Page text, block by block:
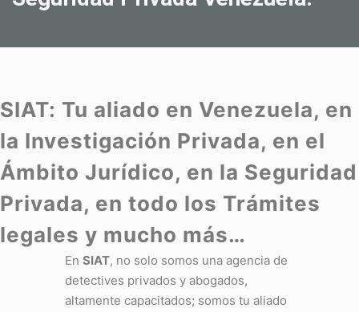
SIAT: Tu aliado en Venezuela, en
la Investigación Privada, en el
Ámbito Jurídico, en la Seguridad
Privada, en todo los Trámites
legales y mucho más…
En SIAT, no solo somos una agencia de
detectives privados y abogados,
altamente capacitados; somos tu aliado